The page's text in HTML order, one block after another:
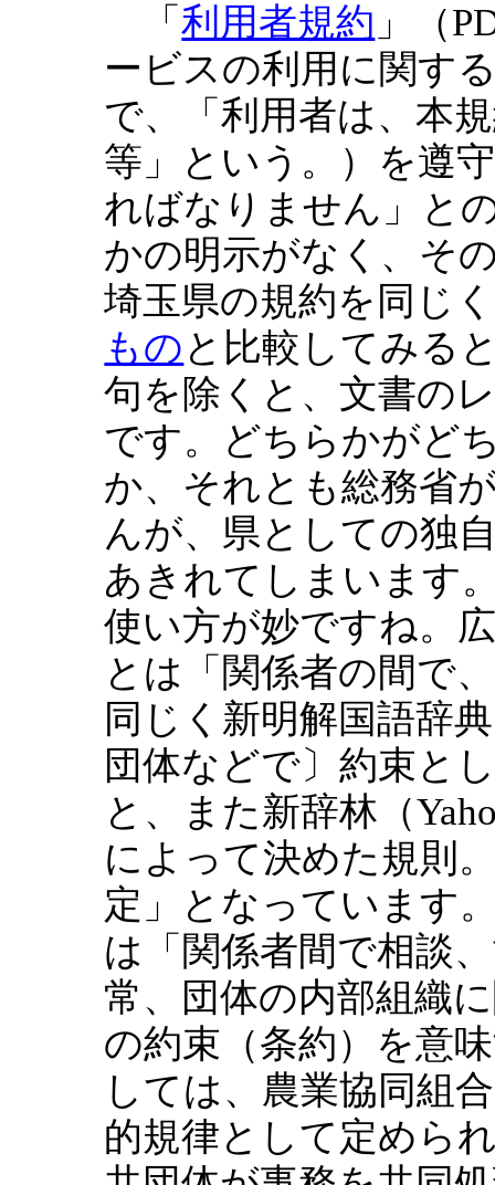
「利用者規約 」（
ービスの利用に関す
で、「利用者は、本
等」という。）を遵
ればなりません」と
かの明示がなく、そ
埼玉県の規約を同じ
もの と比較してみる
句を除くと、文書の
です。どちらかがど
か、それとも総務省
んが、県としての独
あきれてしまいます
使い方が妙ですね。
とは「関係者の間で
同じく新明解国語辞
団体などで〕約束と
と、また新辞林（
によって決めた規則
定」となっています
は「関係者間で相談
常、団体の内部組織
の約束（条約）を意
しては、農業協同組
的規律として定めら